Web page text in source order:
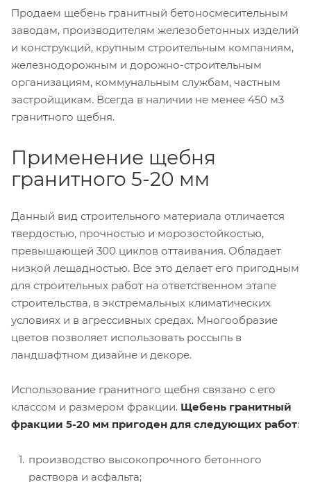
Продаем щебень гранитный бетоносмесительным
заводам, производителям железобетонных изделий
и конструкций, крупным строительным компаниям,
железнодорожным и дорожно-строительным
организациям, коммунальным службам, частным
застройщикам. Всегда в наличии не менее 450 м3
гранитного щебня.
Применение щебня
гранитного 5-20 мм
Данный вид строительного материала отличается
твердостью, прочностью и морозостойкостью,
превышающей 300 циклов оттаивания. Обладает
низкой лещадностью. Все это делает его пригодным
для строительных работ на ответственном этапе
строительства, в экстремальных климатических
условиях и в агрессивных средах. Многообразие
цветов позволяет использовать россыпь в
ландшафтном дизайне и декоре.
Использование гранитного щебня связано с его
классом и размером фракции. Щебень гранитный
фракции 5-20 мм пригоден для следующих работ:
производство высокопрочного бетонного
раствора и асфальта;